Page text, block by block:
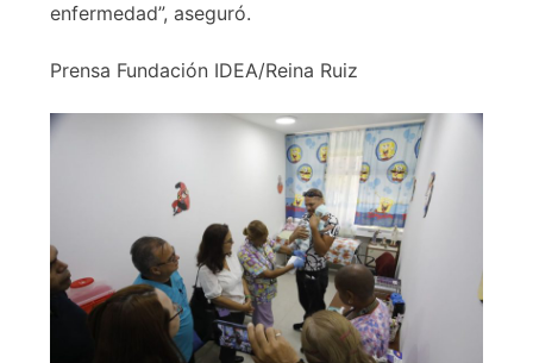
enfermedad”, aseguró.
Prensa Fundación IDEA/Reina Ruiz